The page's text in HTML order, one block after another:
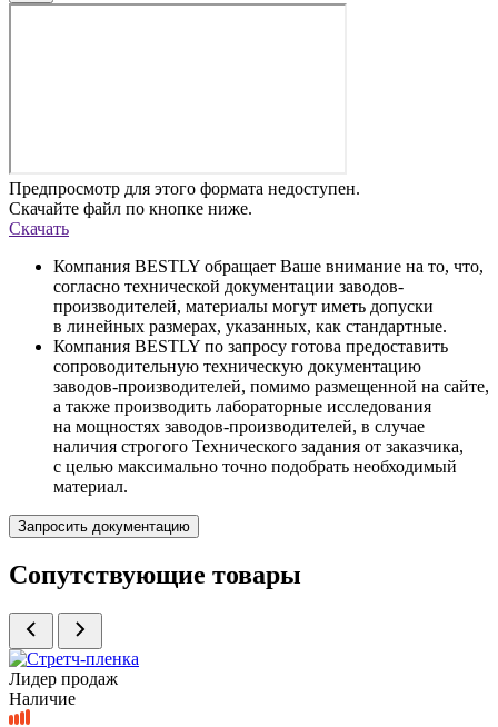
Предпросмотр для этого формата недоступен.
Скачайте файл по кнопке ниже.
Скачать
Компания BESTLY обращает Ваше внимание на то, что,
согласно технической документации заводов-
производителей, материалы могут иметь допуски
в линейных размерах, указанных, как стандартные.
Компания BESTLY по запросу готова предоставить
сопроводительную техническую документацию
заводов-производителей, помимо размещенной на сайте,
а также производить лабораторные исследования
на мощностях заводов-производителей, в случае
наличия строгого Технического задания от заказчика,
с целью максимально точно подобрать необходимый
материал.
Запросить документацию
Сопутствующие товары
Лидер продаж
Наличие